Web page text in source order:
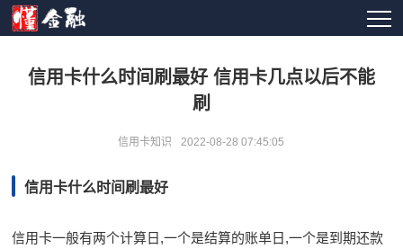
信用卡什么时间刷最好 信用卡几点以后不能
刷
信用卡知识 2022-08-28 07:45:05
信用卡什么时间刷最好
信用卡一般有两个计算日,一个是结算的账单日,一个是到期还款